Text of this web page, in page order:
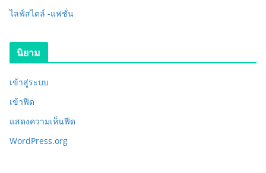
ไลฟ์สไตล์ -แฟชั่น
นิยาม
เข้าสู่ระบบ
เข้าฟีด
แสดงความเห็นฟีด
WordPress.org